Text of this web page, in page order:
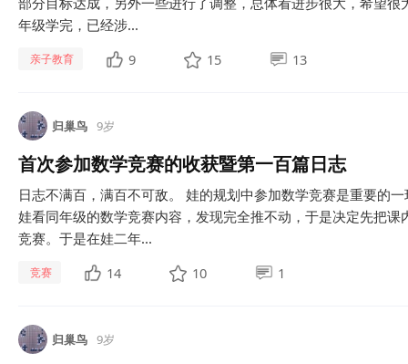
年级学完，已经涉...
亲子教育 9 15 13
归巢鸟 9岁
首次参加数学竞赛的收获暨第一百篇日志
日志不满百，满百不可敌。 娃的规划中参加数学竞赛是重要的
娃看同年级的数学竞赛内容，发现完全推不动，于是决定先把
竞赛。于是在娃二年...
竞赛 14 10 1
归巢鸟 9岁